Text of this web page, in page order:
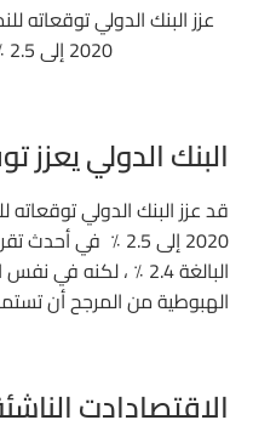
عزز البنك الدولي توقعاته
2020 إلى 2.5 ٪ في أحدث تقرير له
البنك الدولي يعزز
قد عزز البنك الدولي
2020 إلى 2.5 ٪ في
البالغة 2.4 ٪ ،
الهبوطية من المرجح أن
الاقتصادادت